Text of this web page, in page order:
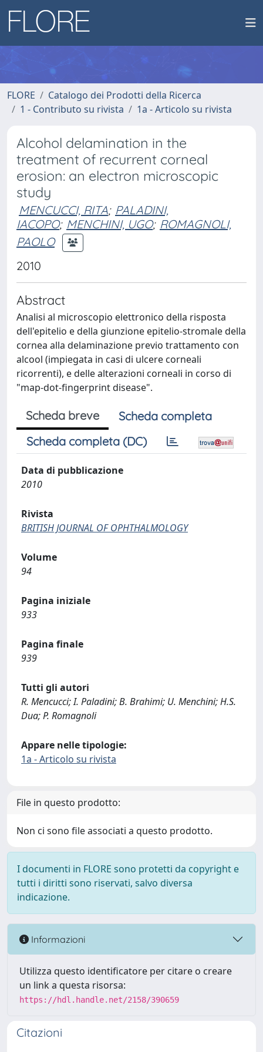
FLORE
Catalogo dei Prodotti della Ricerca
1 - Contributo su rivista
1a - Articolo su rivista
Alcohol delamination in the
treatment of recurrent corneal
erosion: an electron microscopic
study
MENCUCCI, RITA; PALADINI,
IACOPO; MENCHINI, UGO; ROMAGNOLI,
PAOLO
2010
Abstract
Analisi al microscopio elettronico della risposta
dell'epitelio e della giunzione epitelio-stromale della
cornea alla delaminazione previo trattamento con
alcool (impiegata in casi di ulcere corneali
ricorrenti), e delle alterazioni corneali in corso di
"map-dot-fingerprint disease".
Scheda breve
Scheda completa
Scheda completa (DC)
Data di pubblicazione
2010
Rivista
BRITISH JOURNAL OF OPHTHALMOLOGY
Volume
94
Pagina iniziale
933
Pagina finale
939
Tutti gli autori
R. Mencucci; I. Paladini; B. Brahimi; U. Menchini; H.S.
Dua; P. Romagnoli
Appare nelle tipologie:
1a - Articolo su rivista
File in questo prodotto:
Non ci sono file associati a questo prodotto.
I documenti in FLORE sono protetti da copyright e
tutti i diritti sono riservati, salvo diversa
indicazione.
Informazioni
Utilizza questo identificatore per citare o creare
un link a questa risorsa:
https://hdl.handle.net/2158/390659
Citazioni